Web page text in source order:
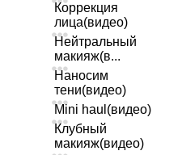
Коррекция
лица(видео)
Нейтральный
макияж(в...
Наносим
тени(видео)
Mini haul(видео)
Клубный
макияж(видео)